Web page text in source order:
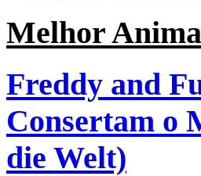
Melhor
Freddy and
Consertam o
die Welt)